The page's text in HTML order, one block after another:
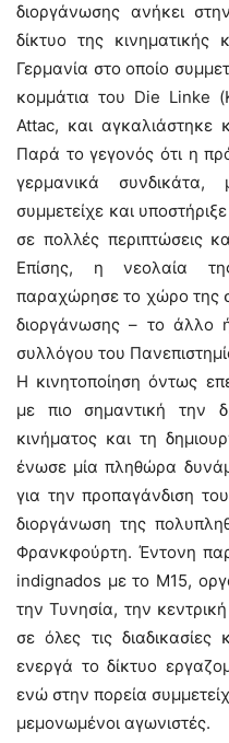
διοργάνωσης ανήκει
δίκτυο της κινηματικής
Γερμανία στο οποίο
κομμάτια του Die Linke
Attac, και αγκαλιάστηκε
Παρά το γεγονός ότι η
γερμανικά
συμμετείχε και
σε πολλές περιπτώσεις
Επίσης, η νεολαία
παραχώρησε το χώρο της
διοργάνωσης – το άλλο
συλλόγου του
Η κινητοποίηση όντως
με πιο σημαντική την
κινήματος και τη
ένωσε μία πληθώρα
για την προπαγάνδιση
διοργάνωση της
Φρανκφούρτη. Έντονη
indignados με το Μ15,
την Τυνησία, την
σε όλες τις
ενεργά το δίκτυο
ενώ στην πορεία
μεμονωμένοι αγωνιστές.